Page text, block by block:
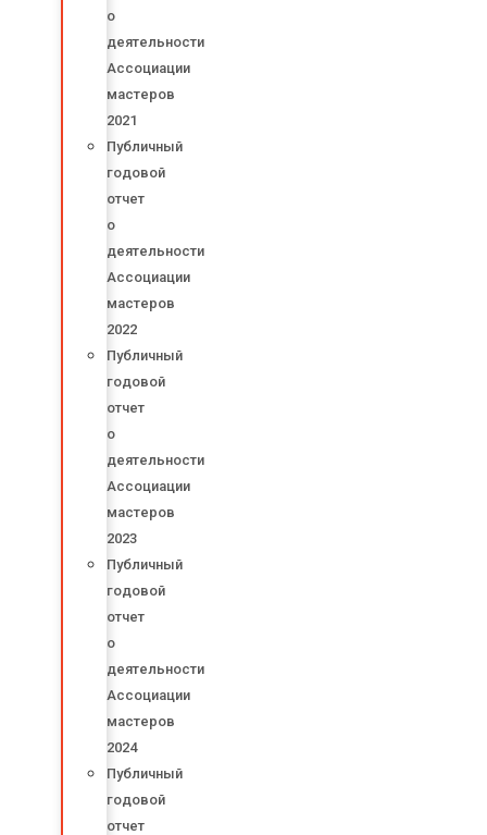
о
деятельности
Ассоциации
мастеров
2021
Публичный
годовой
отчет
о
деятельности
Ассоциации
мастеров
2022
Публичный
годовой
отчет
о
деятельности
Ассоциации
мастеров
2023
Публичный
годовой
отчет
о
деятельности
Ассоциации
мастеров
2024
Публичный
годовой
отчет